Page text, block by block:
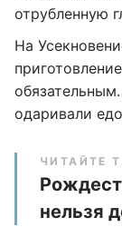
отрубленную
На
одаривали
ЧИТАЙТЕ
нельзя